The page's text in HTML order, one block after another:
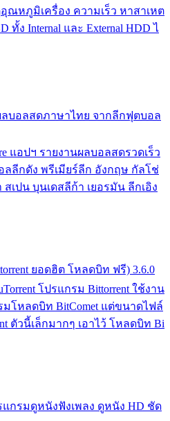
ณหภูมิเครื่อง ความเร็ว หาสาเหต
ทั้ง Internal และ External HDD ไ
ลบอลสดภาษาไทย จากลีกฟุตบอล
แอปฯ รายงานผลบอลสดรวดเร็ว
ลีกดัง พรีเมียร์ลีก อังกฤษ กัลโช่
สเปน บุนเดสลีก้า เยอรมัน ลีกเอิง
ยอดฮิต โหลดบิท ฟรี) 3.6.0
โปรแกรม Bittorrent ใช้งาน
โหลดบิท BitComet แต่ขนาดไฟล์
ตัวนี้เล็กมากๆ เอาไว้ โหลดบิท Bi
แกรมดูหนังฟังเพลง ดูหนัง HD ชัด